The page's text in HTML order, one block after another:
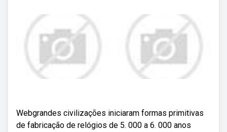
Webgrandes civilizações iniciaram formas primitivas
de fabricação de relógios de 5. 000 a 6. 000 anos